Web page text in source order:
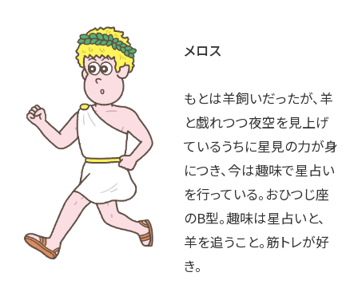
メロス
もとは羊飼いだったが、羊
と戯れつつ夜空を見上げ
ているうちに星見の力が身
につき、今は趣味で星占い
を行っている。おひつじ座
のB型。趣味は星占いと、
羊を追うこと。筋トレが好
き。